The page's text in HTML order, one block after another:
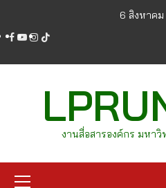
content
6 สิงหาค
facebook
youtube
instagram
tiktok
งานสื่อสารองค์กร มหาวิ
Menu